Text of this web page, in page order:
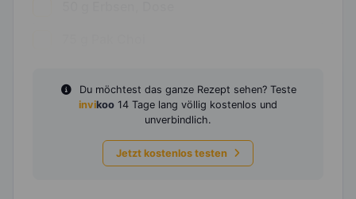
Du möchtest das ganze Rezept sehen? Teste
invikoo 14 Tage lang völlig kostenlos und
unverbindlich.
Jetzt kostenlos testen